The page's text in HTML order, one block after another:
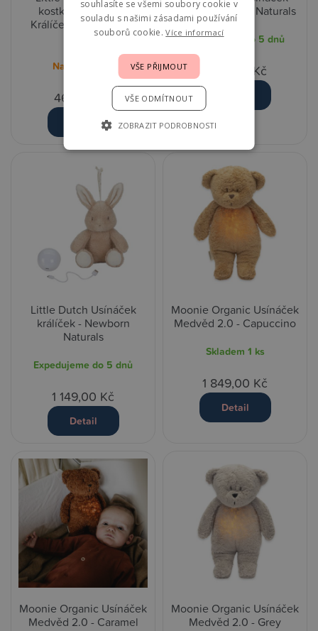
kostka s aktivitami
Králíček Miffy - Lucky
Leaves
Na objednání
469,00 Kč
husa - Newborn Naturals
Expedujeme do 5 dnů
1 190,00 Kč
Little Dutch Usínáček
králíček - Newborn
Naturals
Expedujeme do 5 dnů
1 149,00 Kč
Detail
Moonie Organic Usínáček
Medvěd 2.0 - Capuccino
Skladem 1 ks
1 849,00 Kč
Detail
Moonie Organic Usínáček
Medvěd 2.0 - Caramel
Moonie Organic Usínáček
Medvěd 2.0 - Grey
souhlasíte se všemi soubory cookie v
souladu s našimi zásadami používání
souborů cookie.Více informací
VŠE PŘIJMOUT
VŠE ODMÍTNOUT
ZOBRAZIT PODROBNOSTI